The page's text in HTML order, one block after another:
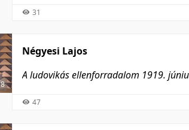
31
Négyesi Lajos
A ludovikás ellenforradalom 1919.
47